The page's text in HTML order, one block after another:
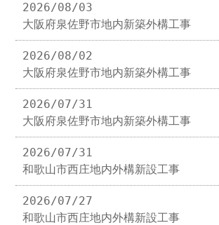
2026/08/03
大阪府泉佐野市地内新築外構工事
2026/08/02
大阪府泉佐野市地内新築外構工事
2026/07/31
大阪府泉佐野市地内新築外構工事
2026/07/31
和歌山市西庄地内外構新設工事
2026/07/27
和歌山市西庄地内外構新設工事